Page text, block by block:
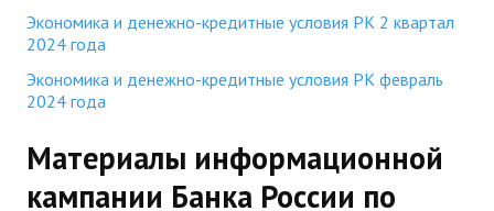
Экономика и денежно-кредитные условия РК 2 квартал
2024 года
Экономика и денежно-кредитные условия РК февраль
2024 года
Материалы информационной
кампании Банка России по